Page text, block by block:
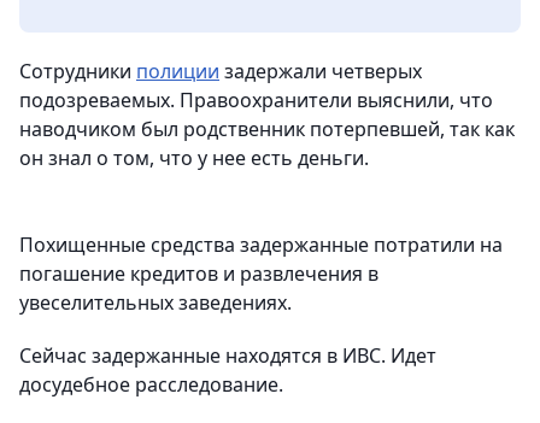
Сотрудники полиции задержали четверых
подозреваемых. Правоохранители выяснили, что
наводчиком был родственник потерпевшей, так как
он знал о том, что у нее есть деньги.
Похищенные средства задержанные потратили на
погашение кредитов и развлечения в
увеселительных заведениях.
Сейчас задержанные находятся в ИВС. Идет
досудебное расследование.